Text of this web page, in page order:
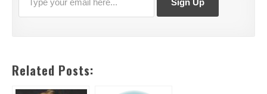
Related Posts: